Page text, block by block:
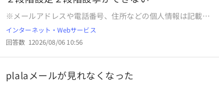
です。
※メールアドレスや電話番号、住所などの個人情報は記載し
ないようご注意ください。 ▼製品・サービス名を記入してく
ださい。 【ぷらら（インターネット接続サービス ）】 ▼ど
のようなことでお困りでしょうか？ 相談したいこと、トラブ
ルに至った経緯、試したこと、エラーなどを教えてくださ
信できないなど ※OKWAVEより補足：「ＩＳＰぷらら」につ
インターネット・Webサービス
回答数 12026/08/06 10:56
plalaメールが見れなくなった